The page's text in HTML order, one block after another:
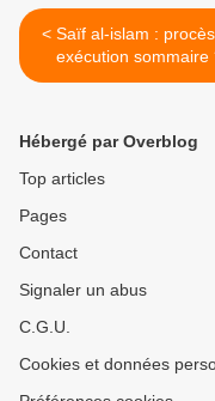
< Saïf al-islam : procès ou
exécution sommaire
Hébergé par Overblog
Top articles
Pages
Contact
Signaler un abus
C.G.U.
Cookies et données